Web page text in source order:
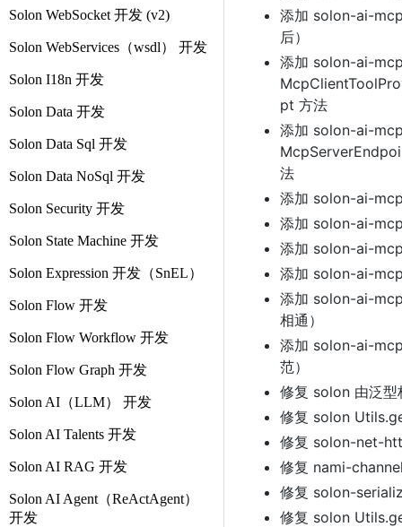
Solon WebSocket 开发 (v2)
Solon WebServices（wsdl） 开发
Solon I18n 开发
Solon Data 开发
Solon Data Sql 开发
Solon Data NoSql 开发
Solon Security 开发
Solon State Machine 开发
Solon Expression 开发（SnEL）
Solon Flow 开发
Solon Flow Workflow 开发
Solon Flow Graph 开发
Solon AI（LLM） 开发
Solon AI Talents 开发
Solon AI RAG 开发
Solon AI Agent（ReActAgent）
开发
添加 solon-ai-
后）
添加 solon-ai-
pt 方法
添加 solon-ai-
法
添加 solon-ai-
添加 solon-ai-
添加 solon-ai-
添加 solon-ai-
添加 solon-ai-
相通）
添加 solon-ai-
范）
修复 solon 由泛型
修复 solon
修复 solon-net-
修复 nami-
修复 solon-
修复 solon